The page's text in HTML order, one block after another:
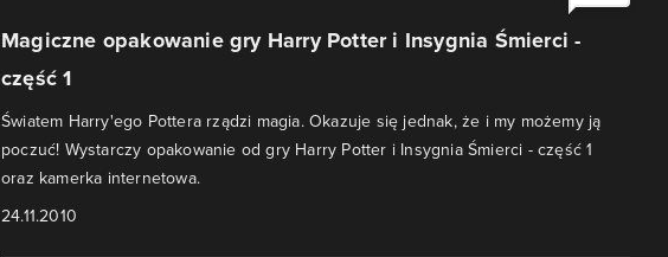
Magiczne opakowanie gry Harry Potter i Insygnia Śmierci -
część 1
Światem Harry'ego Pottera rządzi magia. Okazuje się jednak, że i my możemy ją
poczuć! Wystarczy opakowanie od gry Harry Potter i Insygnia Śmierci - część 1
oraz kamerka internetowa.
24.11.2010